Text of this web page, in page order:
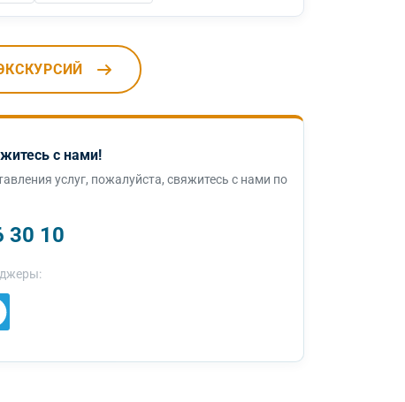
с нами!
услуг, пожалуйста, свяжитесь с нами по
30 10